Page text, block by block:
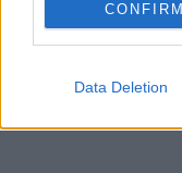
CONFIRM
Data Deletion